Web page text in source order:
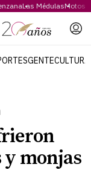
Las MédulasMotos
GENTECULTURA
y monjas